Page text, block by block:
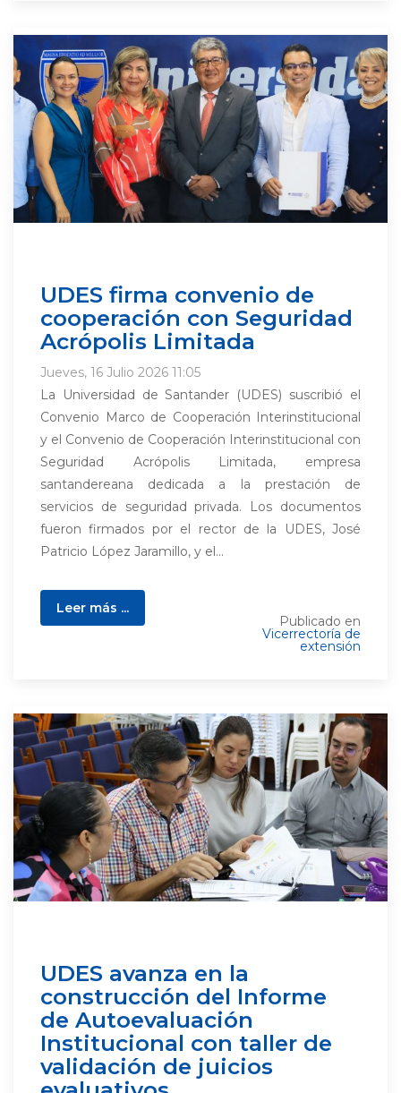
UDES firma convenio de
cooperación con Seguridad
Acrópolis Limitada
Jueves, 16 Julio 2026 11:05
La Universidad de Santander (UDES) suscribió el
Convenio Marco de Cooperación Interinstitucional
y el Convenio de Cooperación Interinstitucional con
Seguridad Acrópolis Limitada, empresa
santandereana dedicada a la prestación de
servicios de seguridad privada. Los documentos
fueron firmados por el rector de la UDES, José
Patricio López Jaramillo, y el...
Leer más ...
Publicado en
Vicerrectoría de
extensión
UDES avanza en la
construcción del Informe
de Autoevaluación
Institucional con taller de
validación de juicios